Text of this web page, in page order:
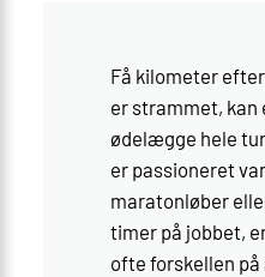
Få kilometer
er strammet, kan
ødelægge hele
er passioneret
maratonløber
timer på jobbet,
ofte forskellen